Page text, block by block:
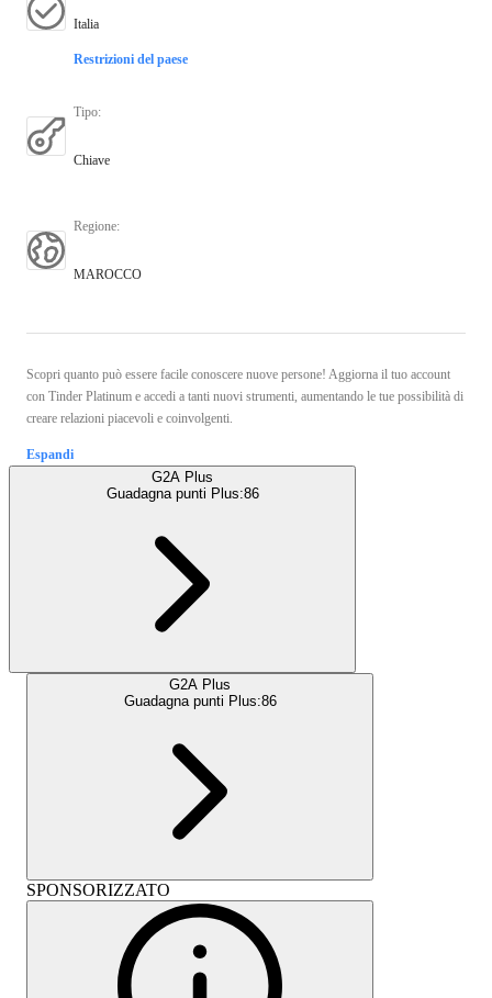
Italia
Restrizioni del paese
Tipo:
Chiave
Regione:
MAROCCO
Scopri quanto può essere facile conoscere nuove persone! Aggiorna il tuo account
con Tinder Platinum e accedi a tanti nuovi strumenti, aumentando le tue possibilità di
creare relazioni piacevoli e coinvolgenti.
Espandi
G2A Plus
Guadagna punti Plus:86
G2A Plus
Guadagna punti Plus:86
SPONSORIZZATO